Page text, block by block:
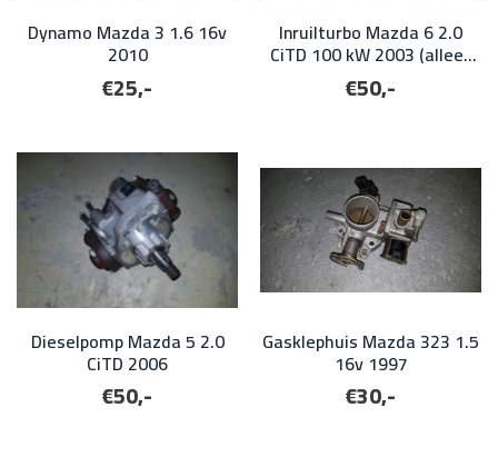
Dynamo Mazda 3 1.6 16v
2010
€25,-
Inruilturbo Mazda 6 2.0
CiTD 100 kW 2003 (alleen
voor onderdelen!)
€50,-
Dieselpomp Mazda 5 2.0
CiTD 2006
€50,-
Gasklephuis Mazda 323 1.5
16v 1997
€30,-